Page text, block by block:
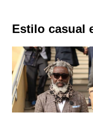
Estilo casual